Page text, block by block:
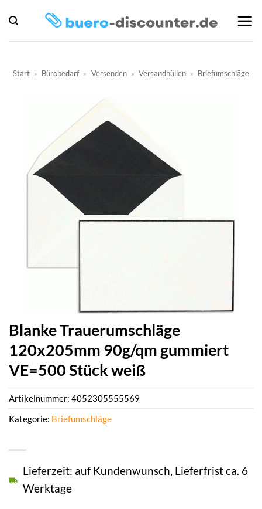
Inhalt
springen
Start » Bürobedarf » Versenden » Versandhüllen » Briefumschläge
Blanke Trauerumschläge
120x205mm 90g/qm gummiert
VE=500 Stück weiß
Lieferzeit: auf Kundenwunsch, Lieferfrist ca. 6
Werktage
Artikelnummer: 4052305555569
Kategorie: Briefumschläge